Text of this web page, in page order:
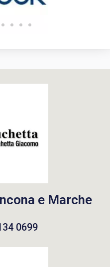
e Marche
0699